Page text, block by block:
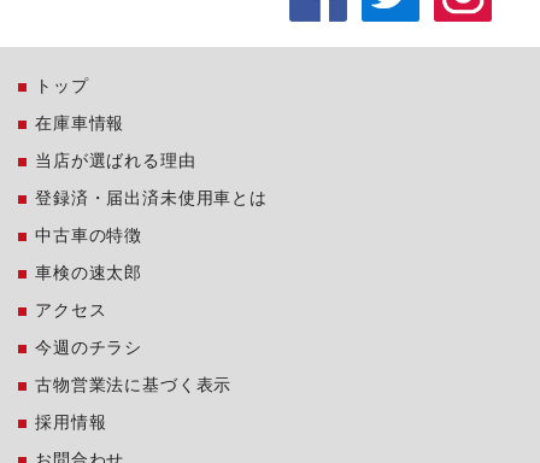
トップ
在庫車情報
当店が選ばれる理由
登録済・届出済未使用車とは
中古車の特徴
車検の速太郎
アクセス
今週のチラシ
古物営業法に基づく表示
採用情報